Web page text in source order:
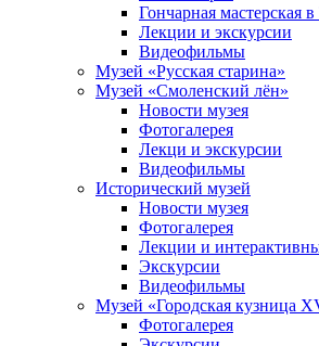
Гончарная мастерская
Лекции и экскурсии
Видеофильмы
Музей «Русская старина»
Музей «Смоленский лён»
Новости музея
Фотогалерея
Лекци и экскурсии
Видеофильмы
Исторический музей
Новости музея
Фотогалерея
Лекции и
Экскурсии
Видеофильмы
Музей «Городская кузница
Фотогалерея